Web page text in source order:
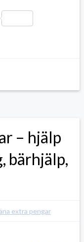
Dela
– hjälp
bärhjälp,
extra pengar